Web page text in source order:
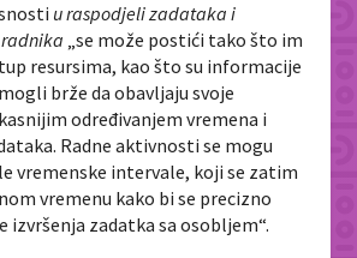
u raspodjeli zadataka i
„se može postići tako što im
resursima, kao što su informacije
brže da obavljaju svoje
određivanjem vremena i
Radne aktivnosti se mogu
vremenske intervale, koji se zatim
vremenu kako bi se precizno
izvršenja zadatka sa osobljem“.